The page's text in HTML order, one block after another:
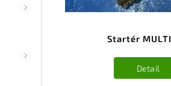
Startér
Detail